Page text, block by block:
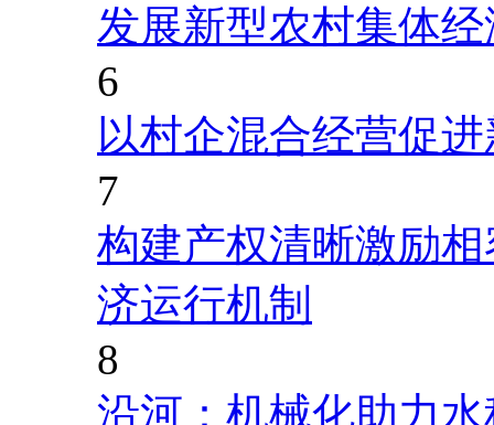
发展新型农村集体
6
以村企混合经营促
7
构建产权清晰激励
济运行机制
8
沿河：机械化助力